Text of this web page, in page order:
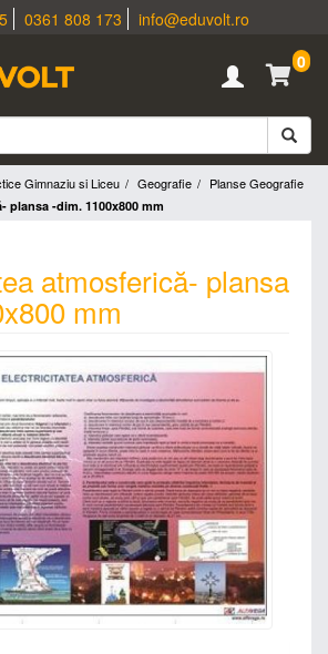
0361 808 173
info@eduvolt.ro
0
Gimnaziu si Liceu Geografie Planse Geografie
plansa -dim. 1100x800 mm
atmosferică- plansa
mm